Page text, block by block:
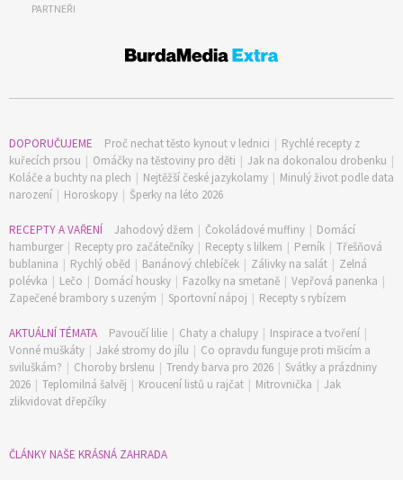
PARTNEŘI
DOPORUČUJEME Proč nechat těsto kynout v lednici | Rychlé recepty z
kuřecích prsou | Omáčky na těstoviny pro děti | Jak na dokonalou drobenku |
Koláče a buchty na plech | Nejtěžší české jazykolamy | Minulý život podle data
narození | Horoskopy | Šperky na léto 2026
RECEPTY A VAŘENÍ Jahodový džem | Čokoládové muffiny | Domácí
hamburger | Recepty pro začátečníky | Recepty s lilkem | Perník | Třešňová
bublanina | Rychlý oběd | Banánový chlebíček | Zálivky na salát | Zelná
polévka | Lečo | Domácí housky | Fazolky na smetaně | Vepřová panenka |
Zapečené brambory s uzeným | Sportovní nápoj | Recepty s rybízem
AKTUÁLNÍ TÉMATA Pavoučí lilie | Chaty a chalupy | Inspirace a tvoření |
Vonné muškáty | Jaké stromy do jílu | Co opravdu funguje proti mšicím a
sviluškám? | Choroby brslenu | Trendy barva pro 2026 | Svátky a prázdniny
2026 | Teplomilná šalvěj | Kroucení listů u rajčat | Mitrovnička | Jak
zlikvidovat dřepčíky
ČLÁNKY NAŠE KRÁSNÁ ZAHRADA